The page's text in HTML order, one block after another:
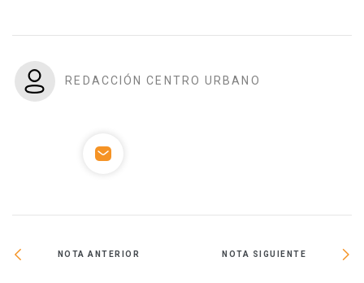
REDACCIÓN CENTRO URBANO
NOTA ANTERIOR NOTA SIGUIENTE